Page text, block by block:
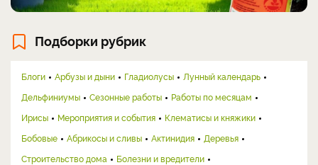
Подборки рубрик
Блоги Арбузы и дыни Гладиолусы
Лунный календарь
Дельфиниумы
Сезонные работы
Работы по месяцам
Ирисы
Мероприятия и события
Клематисы и княжики
Бобовые
Абрикосы и сливы Актинидия
Деревья
Строительство дома
Болезни и вредители